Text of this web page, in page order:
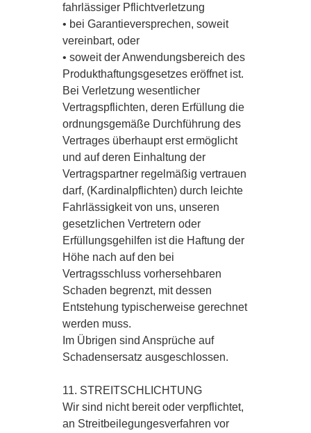
fahrlässiger Pflichtverletzung
• bei Garantieversprechen, soweit
vereinbart, oder
• soweit der Anwendungsbereich des
Produkthaftungsgesetzes eröffnet ist.
Bei Verletzung wesentlicher
Vertragspflichten, deren Erfüllung die
ordnungsgemäße Durchführung des
Vertrages überhaupt erst ermöglicht
und auf deren Einhaltung der
Vertragspartner regelmäßig vertrauen
darf, (Kardinalpflichten) durch leichte
Fahrlässigkeit von uns, unseren
gesetzlichen Vertretern oder
Erfüllungsgehilfen ist die Haftung der
Höhe nach auf den bei
Vertragsschluss vorhersehbaren
Schaden begrenzt, mit dessen
Entstehung typischerweise gerechnet
werden muss.
Im Übrigen sind Ansprüche auf
Schadensersatz ausgeschlossen.
11. STREITSCHLICHTUNG
Wir sind nicht bereit oder verpflichtet,
an Streitbeilegungesverfahren vor